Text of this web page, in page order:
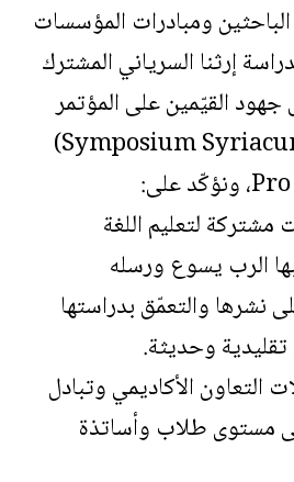
ومبادرات المؤسسات
إرثنا السرياني المشترك
القيّمين على المؤتمر
السرياني العالمي (Symposium Syriacum)
مشتركة لتعليم اللغة
الرب يسوع ورسله
نشرها والتعمّق بدراستها
تقليدية وحديثة.
التعاون الأكاديمي وتبادل
مستوى طلاب وأساتذة